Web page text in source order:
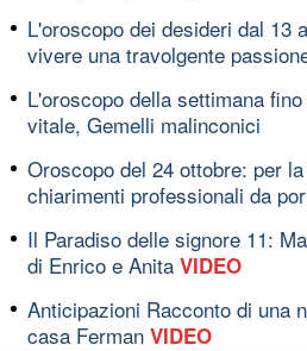
L'oroscopo dei desideri dal 13
vivere una travolgente
L'oroscopo della settimana
vitale, Gemelli malinconici
Oroscopo del 24 ottobre: per
chiarimenti professionali da
Il Paradiso delle signore 11:
di Enrico e Anita VIDEO
Anticipazioni Racconto di una
casa Ferman VIDEO